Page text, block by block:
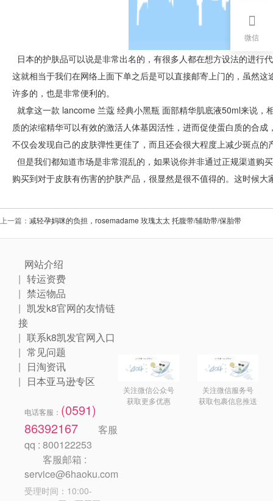
日本的护肤品可以说是非常出名的，有很多人都在想方设法的进行
这就相当于我们在网络上面下单之后是可以直接邮寄上门的，虽然
许多的，也是非常便利的。
就拿这一款 lancome 兰蔻 经典小黑瓶 面部精华肌底液50ml来说
质的浓缩精华可以有效的激活人体基因活性，进而促使蛋白质的合
不仅会发现自己的皮肤弹性更佳了，而且还会很大程度上减少斑点的
但是我们都知道市场是非常混乱的，如果说你并非通过正规渠道购
购买到对于皮肤有伤害的护肤产品，很显然是很不值得的。这时候
上一篇： 减轻孕妈咪的负担，rosemadame 玫瑰太太 托腹带/辅助带/保胎带
网站介绍
转运资费
禁运物品
凯发k8官网的友情链
接
联系k8凯发官网入口
常见问题
日淘资讯
日本亚马逊专区
电话客服： (0591)
86392167
客服
qq : 800122253
客服邮箱 :
service@6haoku.com
受理时间：10:00-
关注微信公众号
获取更多优惠
关注微信服务号
获取包裹信息推送
微信